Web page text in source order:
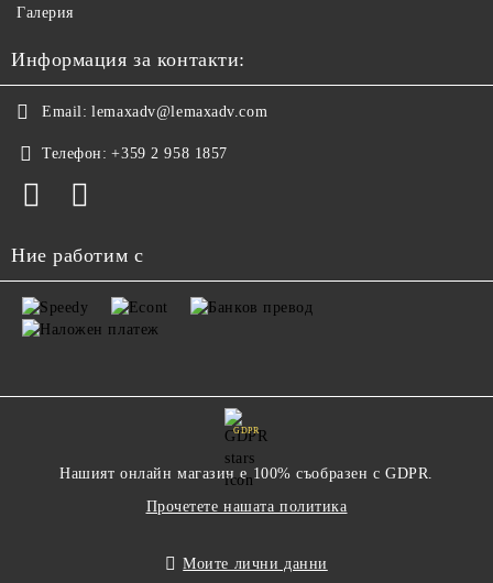
Галерия
Информация за контакти:
Email: lemaxadv@lemaxadv.com
Телефон: +359 2 958 1857
Ние работим с
GDPR
Нашият онлайн магазин е 100% съобразен с GDPR.
Прочетете нашата политика
Моите лични данни